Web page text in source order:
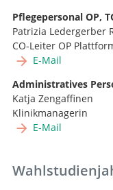
Pflegepersonal OP,
Patrizia Ledergerber
CO-Leiter OP
E-Mail
Administratives
Katja Zengaffinen
Klinikmanagerin
E-Mail